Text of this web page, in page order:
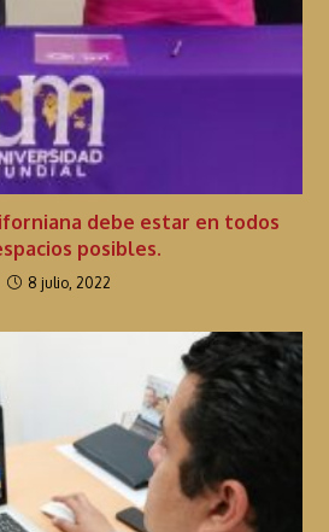
debe estar en todos
posibles.
8 julio, 2022